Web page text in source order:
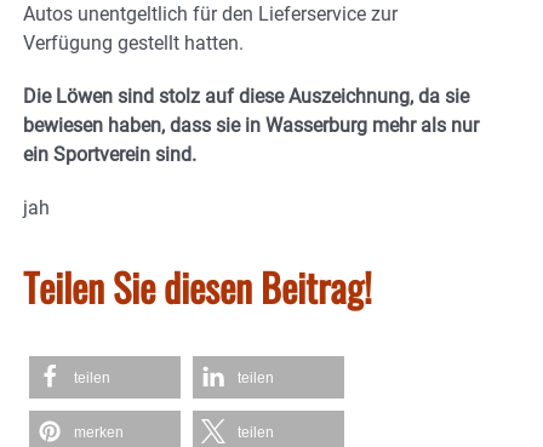
Autos unentgeltlich für den Lieferservice zur
Verfügung gestellt hatten.
Die Löwen sind stolz auf diese Auszeichnung, da sie
bewiesen haben, dass sie in Wasserburg mehr als nur
ein Sportverein sind.
jah
Teilen Sie diesen Beitrag!
teilen teilen
merken teilen